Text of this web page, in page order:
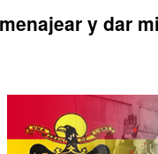
y dar